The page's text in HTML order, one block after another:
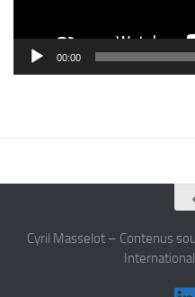
00:00
Cyril Masselot – Contenus
International